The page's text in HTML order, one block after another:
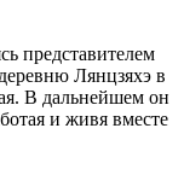
представителем
Лянцзяхэ в
В дальнейшем он
и живя вместе